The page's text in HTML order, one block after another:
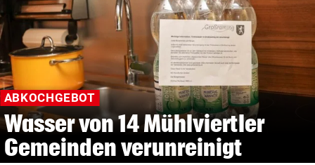
ABKOCHGEBOT
Wasser von 14 Mühlviertler
Gemeinden verunreinigt